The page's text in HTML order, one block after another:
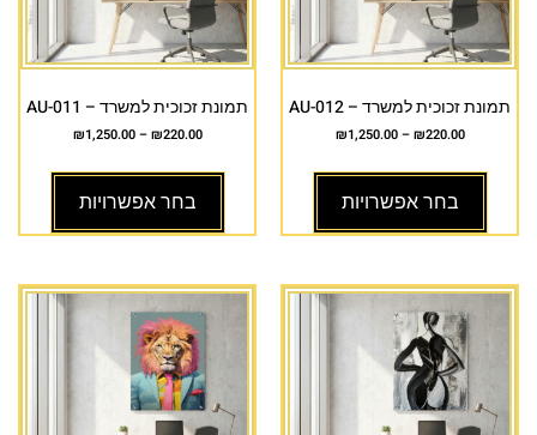
תמונת זכוכית למשרד – AU-012
₪220.00
–
₪1,250.00
בחר אפשרויות
תמונת זכוכית למשרד – AU-011
₪220.00
–
₪1,250.00
בחר אפשרויות